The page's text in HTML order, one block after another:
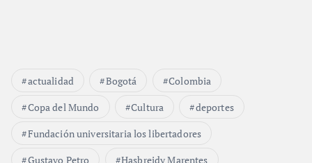
actualidad Bogotá
Colombia
Copa del Mundo
Cultura
deportes
Fundación universitaria los libertadores
Gustavo Petro
Hasbreidy Marentes